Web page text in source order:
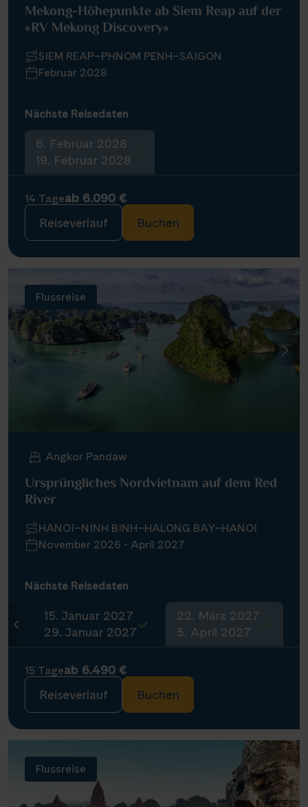
Mekong-Höhepunkte ab Siem Reap auf der
«RV Mekong Discovery»
SIEM REAP–PHNOM PENH–SAIGON
Februar 2028
Nächste Reisedaten
6. Februar 2028
19. Februar 2028
14 Tageab 6.090 €
Reiseverlauf
Buchen
Flussreise
Angkor Pandaw
Ursprüngliches Nordvietnam auf dem Red
River
HANOI–NINH BINH–HALONG BAY–HANOI
November 2026 - April 2027
Nächste Reisedaten
15. Januar 2027
29. Januar 2027
22. März 2027
5. April 2027
15 Tageab 6.490 €
Reiseverlauf
Buchen
Flussreise